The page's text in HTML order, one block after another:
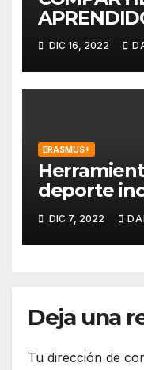
PROYECTO
SOBRE
INCLUSIÓN
DIC 16, 2022
ERASMUS+
deporte
DIC 7, 2022
Deja una
Tu dirección de